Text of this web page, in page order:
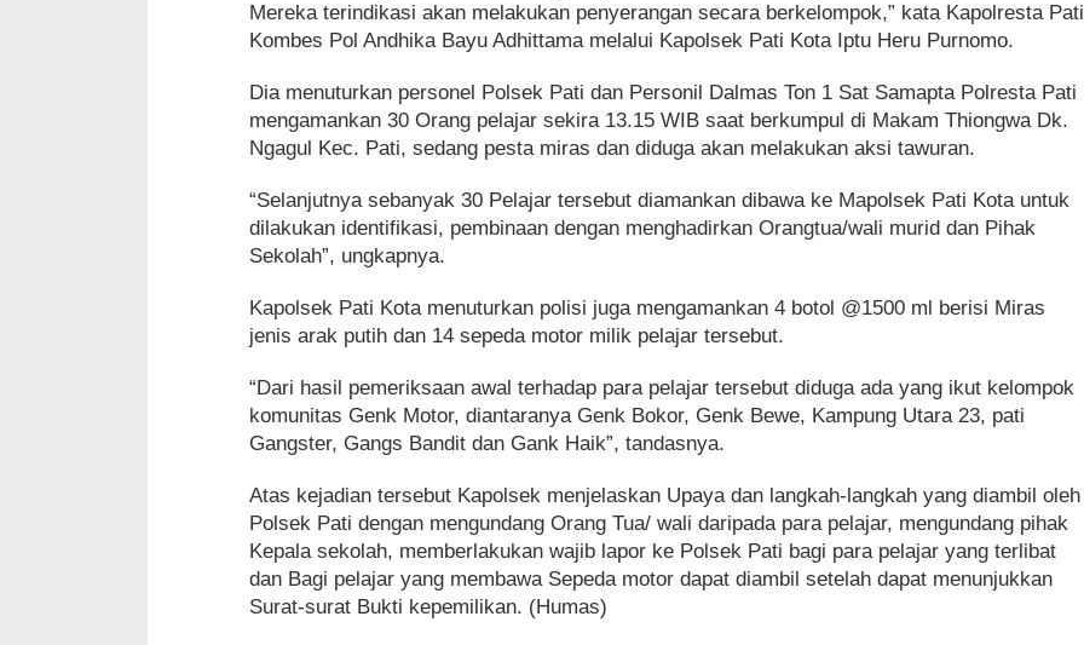
Mereka terindikasi akan melakukan penyerangan secara berkelompok,” kata Kapolresta Pati
Kombes Pol Andhika Bayu Adhittama melalui Kapolsek Pati Kota Iptu Heru Purnomo.
Dia menuturkan personel Polsek Pati dan Personil Dalmas Ton 1 Sat Samapta Polresta Pati
mengamankan 30 Orang pelajar sekira 13.15 WIB saat berkumpul di Makam Thiongwa Dk.
Ngagul Kec. Pati, sedang pesta miras dan diduga akan melakukan aksi tawuran.
“Selanjutnya sebanyak 30 Pelajar tersebut diamankan dibawa ke Mapolsek Pati Kota untuk
dilakukan identifikasi, pembinaan dengan menghadirkan Orangtua/wali murid dan Pihak
Sekolah”, ungkapnya.
Kapolsek Pati Kota menuturkan polisi juga mengamankan 4 botol @1500 ml berisi Miras
jenis arak putih dan 14 sepeda motor milik pelajar tersebut.
“Dari hasil pemeriksaan awal terhadap para pelajar tersebut diduga ada yang ikut kelompok
komunitas Genk Motor, diantaranya Genk Bokor, Genk Bewe, Kampung Utara 23, pati
Gangster, Gangs Bandit dan Gank Haik”, tandasnya.
Atas kejadian tersebut Kapolsek menjelaskan Upaya dan langkah-langkah yang diambil oleh
Polsek Pati dengan mengundang Orang Tua/ wali daripada para pelajar, mengundang pihak
Kepala sekolah, memberlakukan wajib lapor ke Polsek Pati bagi para pelajar yang terlibat
dan Bagi pelajar yang membawa Sepeda motor dapat diambil setelah dapat menunjukkan
Surat-surat Bukti kepemilikan. (Humas)